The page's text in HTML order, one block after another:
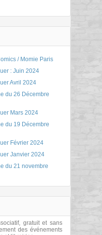
/ Momie Paris
: Juin 2024
Avril 2024
du 26 Décembre
Mars 2024
du 19 Décembre
Février 2024
Janvier 2024
du 21 novembre
gratuit et sans
des événements